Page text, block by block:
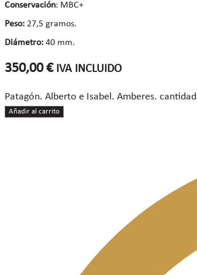
Conservación: MBC+
Peso: 27,5 gramos.
Diámetro: 40 mm.
350,00€ IVA INCLUIDO
Patagón. Alberto e Isabel. Amberes. cantidad
Añadir al carrito